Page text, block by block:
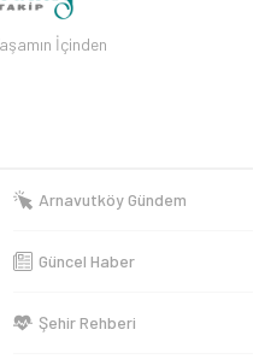
İçinden
Arnavutköy Gündem
Güncel Haber
Şehir Rehberi